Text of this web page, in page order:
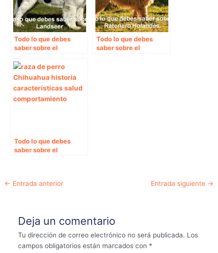
Todo lo que debes
saber sobre el
Todo lo que debes
saber sobre el
Todo lo que debes
saber sobre el
Navegación
← Entrada anterior Entrada siguiente →
Deja un comentario
Tu dirección de correo electrónico no será publicada. Los
campos obligatorios están marcados con *